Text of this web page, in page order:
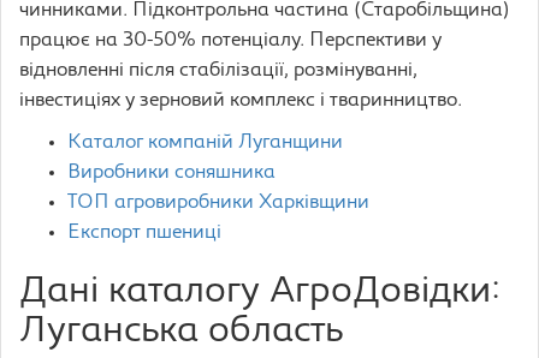
чинниками. Підконтрольна частина (Старобільщина)
працює на 30-50% потенціалу. Перспективи у
відновленні після стабілізації, розмінуванні,
інвестиціях у зерновий комплекс і тваринництво.
Каталог компаній Луганщини
Виробники соняшника
ТОП агровиробники Харківщини
Експорт пшениці
Дані каталогу АгроДовідки:
Луганська область